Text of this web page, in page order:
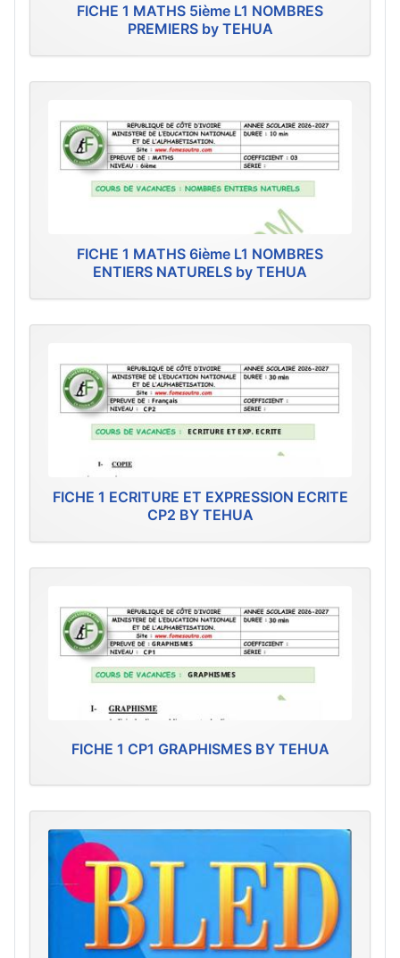
FICHE 1 MATHS 5ième L1 NOMBRES
PREMIERS by TEHUA
FICHE 1 MATHS 6ième L1 NOMBRES
ENTIERS NATURELS by TEHUA
FICHE 1 ECRITURE ET EXPRESSION ECRITE
CP2 BY TEHUA
FICHE 1 CP1 GRAPHISMES BY TEHUA